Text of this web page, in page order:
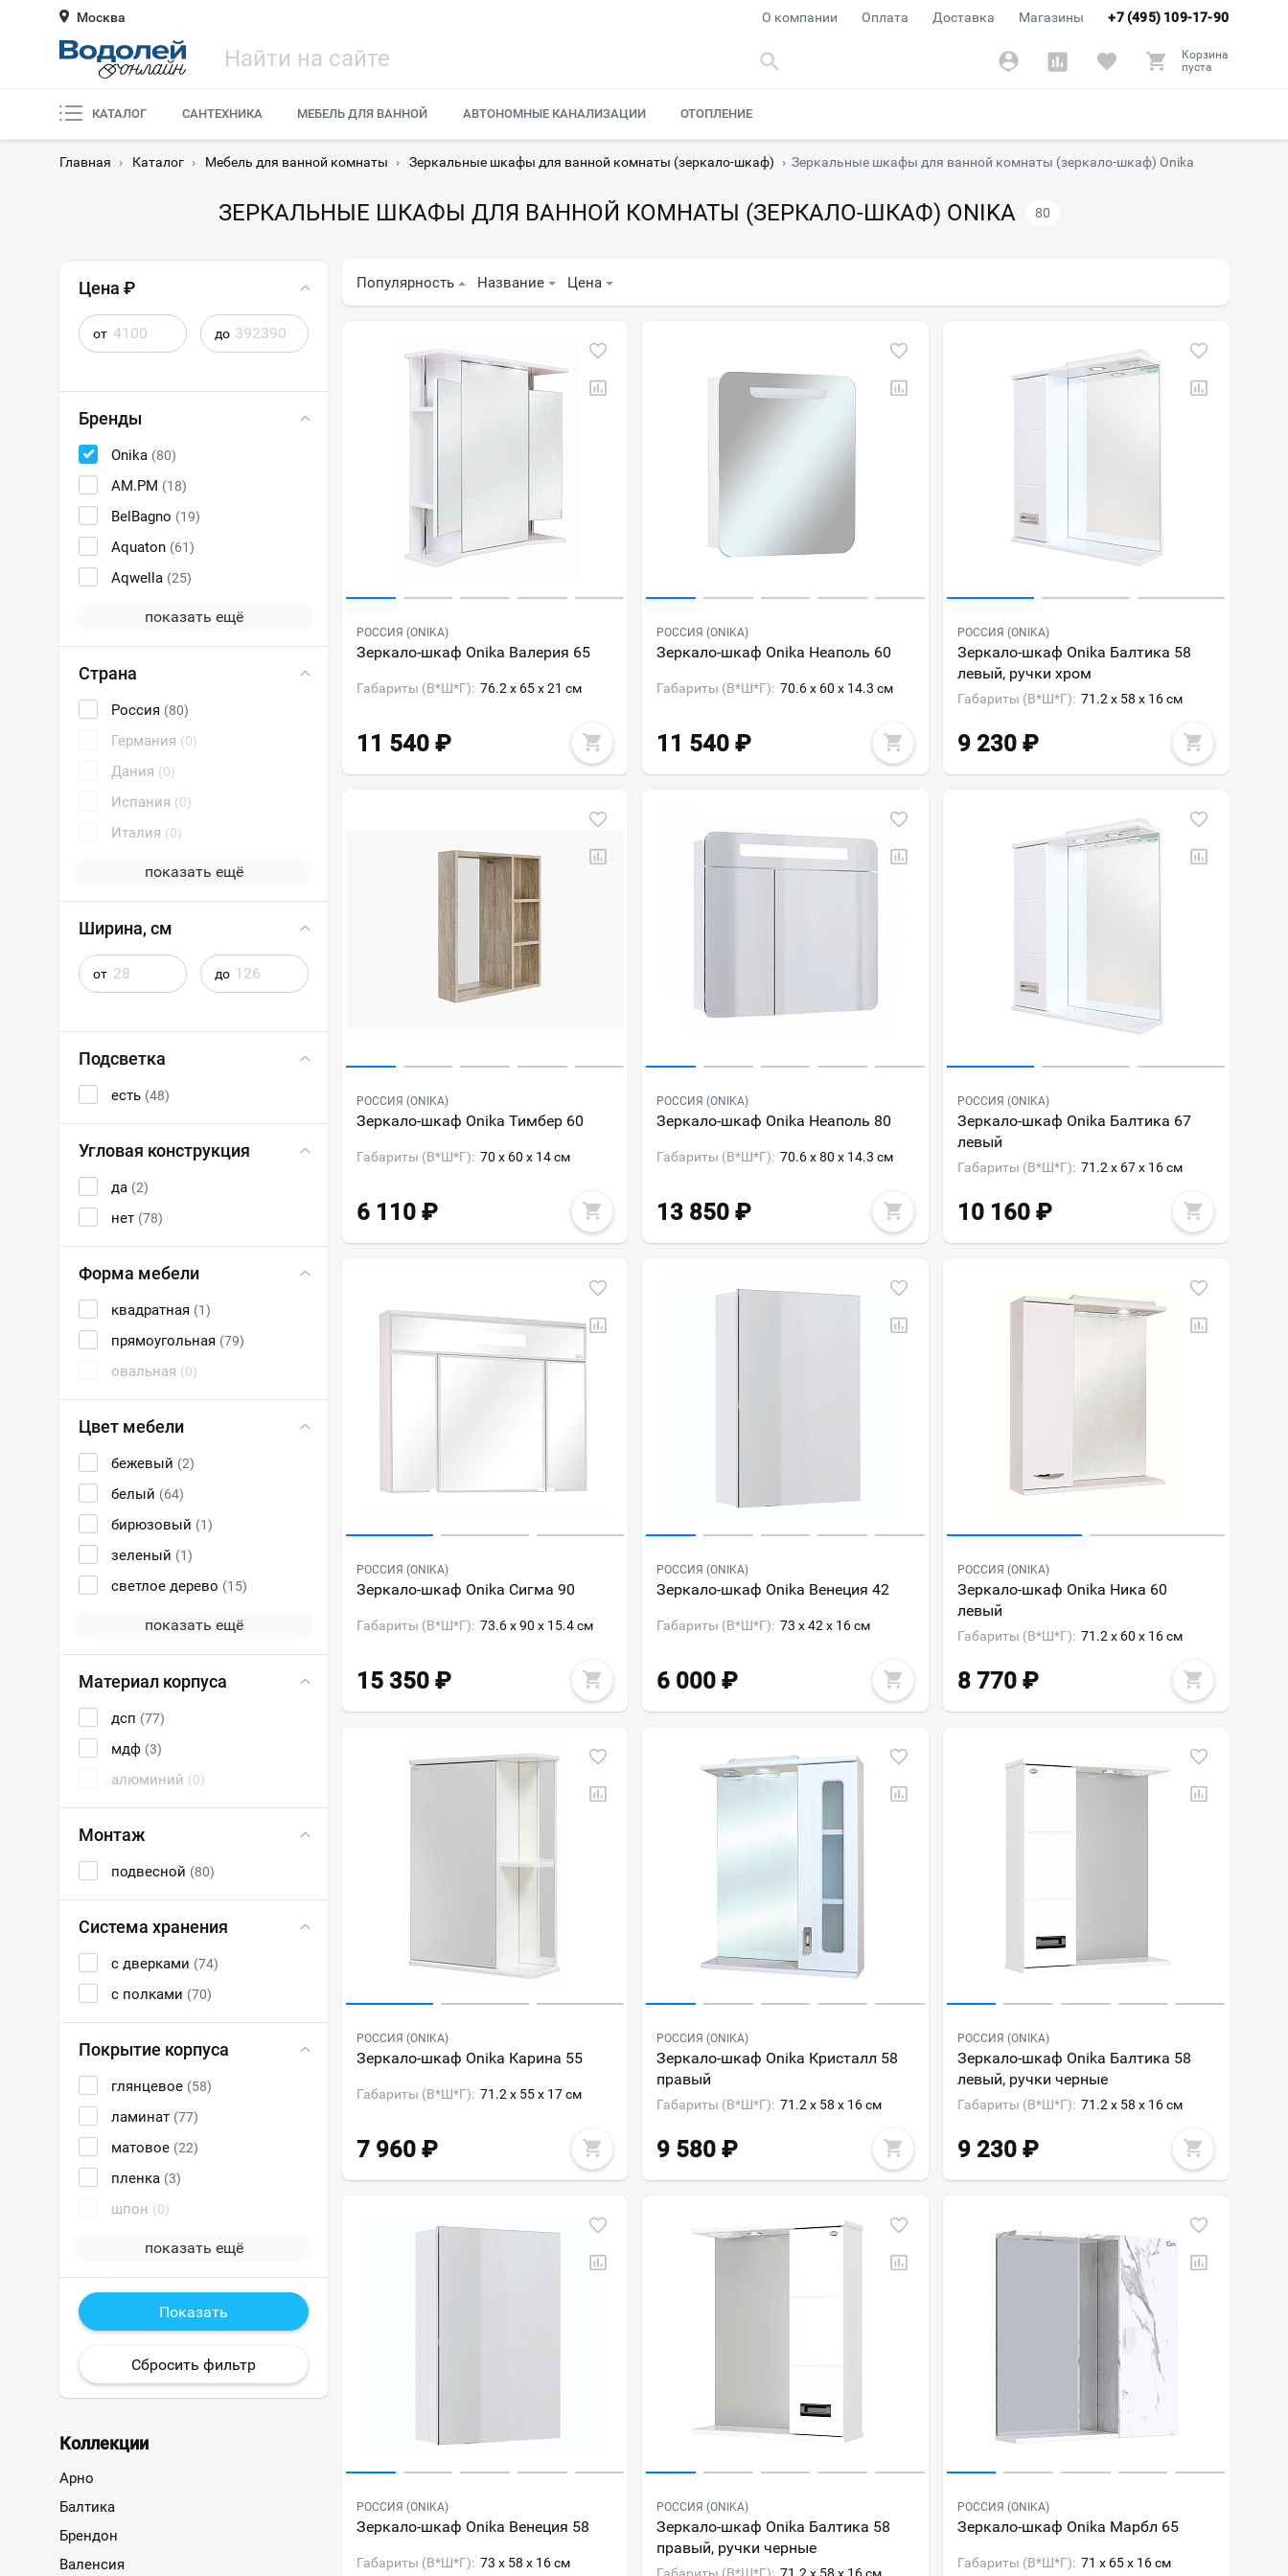
Москва +7 (495) 109-17-90
О компании Оплата Доставка Магазины
Корзина
пуста
КАТАЛОГ САНТЕХНИКА МЕБЕЛЬ ДЛЯ ВАННОЙ АВТОНОМНЫЕ КАНАЛИЗАЦИИ ОТОПЛЕНИЕ
Главная › Каталог › Мебель для ванной комнаты › Зеркальные шкафы для ванной комнаты (зеркало-шкаф) › Зеркальные шкафы для ванной комнаты (зеркало-шкаф) Onika
ЗЕРКАЛЬНЫЕ ШКАФЫ ДЛЯ ВАННОЙ КОМНАТЫ (ЗЕРКАЛО-ШКАФ) ONIKA 80
Цена ₽
от до
Бренды
Onika (80)
AM.PM (18)
BelBagno (19)
Aquaton (61)
Aqwella (25)
показать ещё
Страна
Россия (80)
Германия (0)
Дания (0)
Испания (0)
Италия (0)
показать ещё
Ширина, см
от до
Подсветка
есть (48)
Угловая конструкция
да (2)
нет (78)
Форма мебели
квадратная (1)
прямоугольная (79)
овальная (0)
Цвет мебели
бежевый (2)
белый (64)
бирюзовый (1)
зеленый (1)
светлое дерево (15)
показать ещё
Материал корпуса
дсп (77)
мдф (3)
алюминий (0)
Монтаж
подвесной (80)
Система хранения
с дверками (74)
с полками (70)
Покрытие корпуса
глянцевое (58)
ламинат (77)
матовое (22)
пленка (3)
шпон (0)
показать ещё
Коллекции
Арно
Балтика
Брендон
Валенсия
Популярность Название Цена
РОССИЯ (ONIKA)
Зеркало-шкаф Onika Валерия 65
Габариты (В*Ш*Г): 76.2 x 65 x 21 см
11 540 ₽
РОССИЯ (ONIKA)
Зеркало-шкаф Onika Неаполь 60
Габариты (В*Ш*Г): 70.6 x 60 x 14.3 см
11 540 ₽
РОССИЯ (ONIKA)
Зеркало-шкаф Onika Балтика 58
левый, ручки хром
Габариты (В*Ш*Г): 71.2 x 58 x 16 см
9 230 ₽
РОССИЯ (ONIKA)
Зеркало-шкаф Onika Тимбер 60
Габариты (В*Ш*Г): 70 x 60 x 14 см
6 110 ₽
РОССИЯ (ONIKA)
Зеркало-шкаф Onika Неаполь 80
Габариты (В*Ш*Г): 70.6 x 80 x 14.3 см
13 850 ₽
РОССИЯ (ONIKA)
Зеркало-шкаф Onika Балтика 67
левый
Габариты (В*Ш*Г): 71.2 x 67 x 16 см
10 160 ₽
РОССИЯ (ONIKA)
Зеркало-шкаф Onika Сигма 90
Габариты (В*Ш*Г): 73.6 x 90 x 15.4 см
15 350 ₽
РОССИЯ (ONIKA)
Зеркало-шкаф Onika Венеция 42
Габариты (В*Ш*Г): 73 x 42 x 16 см
6 000 ₽
РОССИЯ (ONIKA)
Зеркало-шкаф Onika Ника 60
левый
Габариты (В*Ш*Г): 71.2 x 60 x 16 см
8 770 ₽
РОССИЯ (ONIKA)
Зеркало-шкаф Onika Карина 55
Габариты (В*Ш*Г): 71.2 x 55 x 17 см
7 960 ₽
РОССИЯ (ONIKA)
Зеркало-шкаф Onika Кристалл 58
правый
Габариты (В*Ш*Г): 71.2 x 58 x 16 см
9 580 ₽
РОССИЯ (ONIKA)
Зеркало-шкаф Onika Балтика 58
левый, ручки черные
Габариты (В*Ш*Г): 71.2 x 58 x 16 см
9 230 ₽
РОССИЯ (ONIKA)
Зеркало-шкаф Onika Венеция 58
Габариты (В*Ш*Г): 73 x 58 x 16 см
РОССИЯ (ONIKA)
Зеркало-шкаф Onika Балтика 58
правый, ручки черные
РОССИЯ (ONIKA)
Зеркало-шкаф Onika Марбл 65
Габариты (В*Ш*Г): 71 x 65 x 16 см
Мурманск
Ваш город
Всё верно